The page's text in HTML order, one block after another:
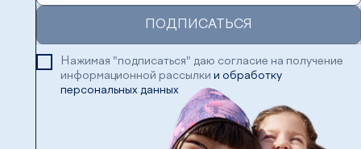
ПОДПИСАТЬСЯ
Нажимая "подписаться" даю согласие на получение
информационной рассылки и обработку
персональных данных